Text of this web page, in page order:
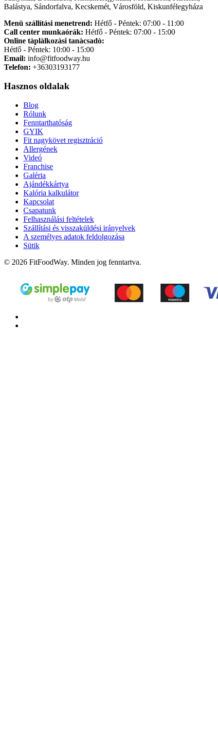
Balástya, Sándorfalva, Kecskemét, Városföld, Kiskunfélegyháza
Menü szállítási menetrend: Hétfő - Péntek: 07:00 - 11:00
Call center munkaórák: Hétfő - Péntek: 07:00 - 15:00
Online tàplàlkozàsi tanàcsadò:
Hétfő - Péntek: 10:00 - 15:00
Email: info@fitfoodway.hu
Telefon: +36303193177
Hasznos oldalak
Blog
Rólunk
Fenntarthatóság
GYIK
Fit nagykövet regisztráció
Allergének
Videó
Franchise
Galéria
Ajándékkártya
Kalória kalkulátor
Kapcsolat
Csapatunk
Felhasználási feltételek
Szállítási és visszaküldési irányelvek
A személyes adatok feldolgozása
Sütik
© 2026 FitFoodWay. Minden jog fenntartva.